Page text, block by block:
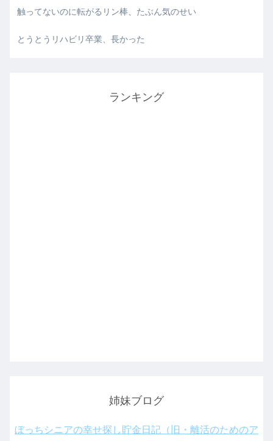
触ってないのに転がるリン棒、たぶん気のせい
とうとうリハビリ卒業、長かった
ランキング
姉妹ブログ
ぼっちシニアの幸せ探し貯金日記（旧・離活のためのア